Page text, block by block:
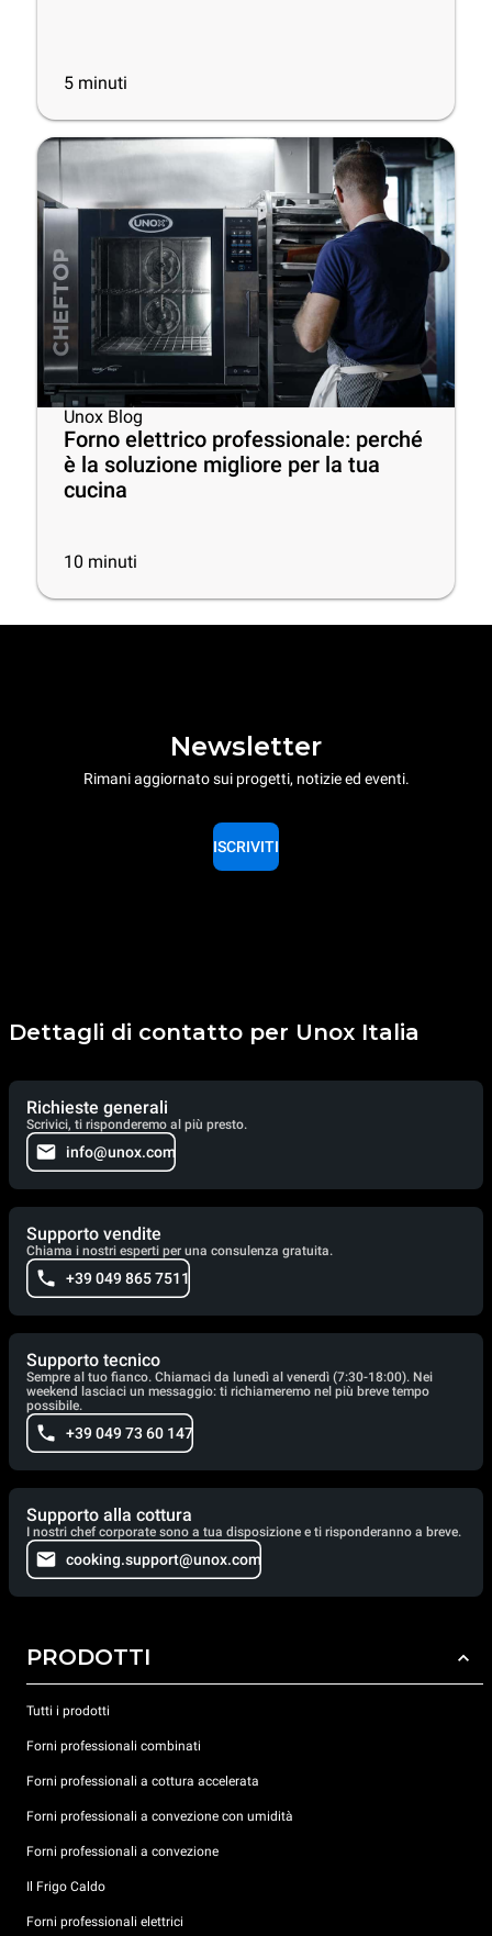
5 minuti
Unox Blog
Forno elettrico professionale: perché
è la soluzione migliore per la tua
cucina
10 minuti
Newsletter
Rimani aggiornato sui progetti, notizie ed eventi.
ISCRIVITI
Dettagli di contatto per Unox Italia
Richieste generali
Scrivici, ti risponderemo al più presto.
info@unox.com
Supporto vendite
Chiama i nostri esperti per una consulenza gratuita.
+39 049 865 7511
Supporto tecnico
Sempre al tuo fianco. Chiamaci da lunedì al venerdì (7:30-18:00). Nei
weekend lasciaci un messaggio: ti richiameremo nel più breve tempo
possibile.
+39 049 73 60 147
Supporto alla cottura
I nostri chef corporate sono a tua disposizione e ti risponderanno a breve.
cooking.support@unox.com
PRODOTTI
Tutti i prodotti
Forni professionali combinati
Forni professionali a cottura accelerata
Forni professionali a convezione con umidità
Forni professionali a convezione
Il Frigo Caldo
Forni professionali elettrici